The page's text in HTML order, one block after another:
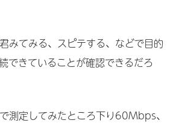
みてみる、スピテする、などで目的
できていることが確認できるだろ
定してみたところ下り60Mbps、